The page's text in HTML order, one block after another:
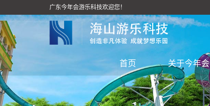
广东今年会游乐科技欢迎您！
首页 关于今年会